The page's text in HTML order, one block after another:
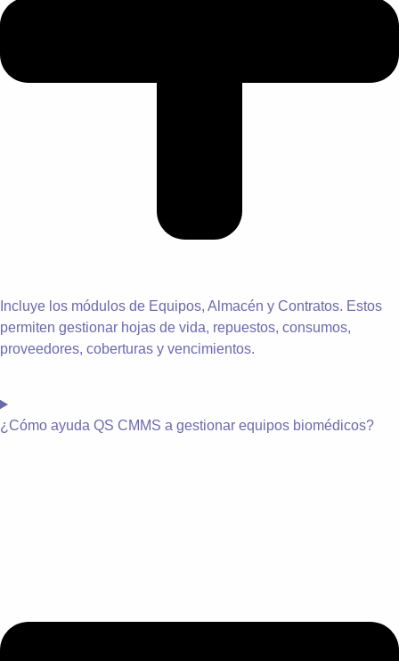
Incluye los módulos de Equipos, Almacén y Contratos. Estos
permiten gestionar hojas de vida, repuestos, consumos,
proveedores, coberturas y vencimientos.
¿ Cómo ayuda QS CMMS a gestionar equipos biomédicos?